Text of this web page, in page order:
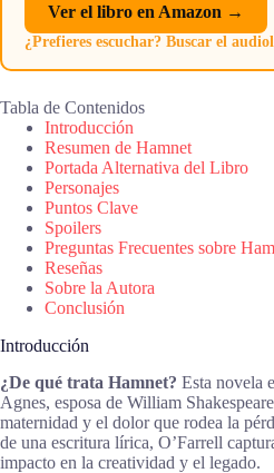
Ver el libro en Amazon →
¿Prefieres escuchar? Buscar el
Tabla de Contenidos
Introducción
Resumen de Hamnet
Portada Alternativa del Libro
Personajes
Puntos Clave
Spoilers
Preguntas Frecuentes sobre
Reseñas
Sobre la Autora
Conclusión
Introducción
¿De qué trata Hamnet? Esta novela
Agnes, esposa de William
maternidad y el dolor que rodea la
de una escritura lírica, O’Farrell
impacto en la creatividad y el legado.